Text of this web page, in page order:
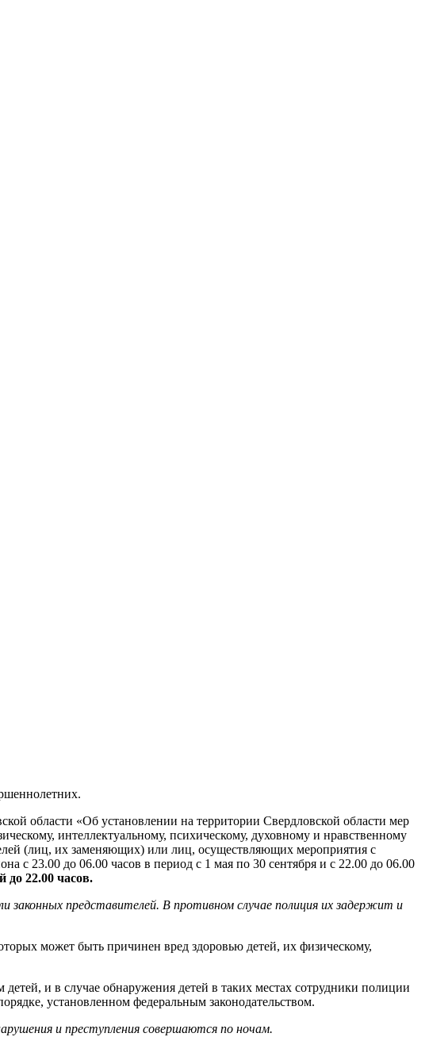
области «Об установлении на территории Свердловской области мер
интеллектуальному, психическому, духовному и нравственному
(лиц, их заменяющих) или лиц, осуществляющих мероприятия с
с 23.00 до 06.00 часов в период с 1 мая по 30 сентября и с 22.00 до 06.00
до 22.00 часов.
законных представителей. В противном случае полиция их задержит и
может быть причинен вред здоровью детей, их физическому,
и в случае обнаружения детей в таких местах сотрудники полиции
установленном федеральным законодательством.
и преступления совершаются по ночам.